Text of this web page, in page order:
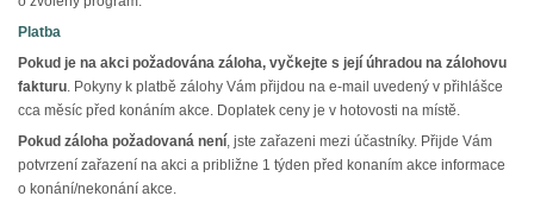
Platba
Pokud je na akci požadována záloha, vyčkejte s její úhradou na zálohovu
fakturu. Pokyny k platbě zálohy Vám přijdou na e-mail uvedený v přihlášce
cca měsíc před konáním akce. Doplatek ceny je v hotovosti na místě.
Pokud záloha požadovaná není, jste zařazeni mezi účastníky. Přijde Vám
potvrzení zařazení na akci a približne 1 týden před konaním akce informace
o konání/nekonání akce.